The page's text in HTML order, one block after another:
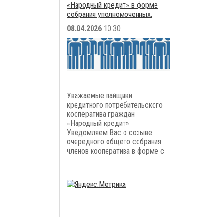
«Народный кредит» в форме
собрания уполномоченных.
08.04.2026 10:30
Уважаемые пайщики
кредитного потребительского
кооператива граждан
«Народный кредит»
Уведомляем Вас о созыве
очередного общего собрания
членов кооператива в форме с